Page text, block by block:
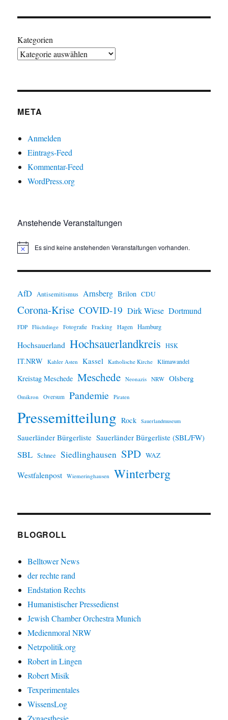
Kategorien
META
Anmelden
Eintrags-Feed
Kommentar-Feed
WordPress.org
Anstehende Veranstaltungen
H
w
s
Es sind keine anstehenden Veranstaltungen vorhanden.
AfD Antisemitismus Arnsberg Brilon CDU
Corona-Krise COVID-19 Dirk Wiese Dortmund
FDP Flüchtlinge Fotografie Fracking Hagen Hamburg
Hochsauerland Hochsauerlandkreis HSK
IT.NRW Kahler Asten Kassel Katholische Kirche Klimawandel
Kreistag Meschede Meschede Neonazis NRW Olsberg
Omikron Oversum Pandemie Piraten
Pressemitteilung Rock Sauerlandmuseum
Sauerländer Bürgerliste Sauerländer Bürgerliste (SBL/FW)
SBL Schnee Siedlinghausen SPD WAZ
Westfalenpost Wiemeringhausen Winterberg
BLOGROLL
Belltower News
der rechte rand
Endstation Rechts
Humanistischer Pressedienst
Jewish Chamber Orchestra Munich
Medienmoral NRW
Netzpolitik.org
Robert in Lingen
Robert Misik
Texperimentales
WissensLog